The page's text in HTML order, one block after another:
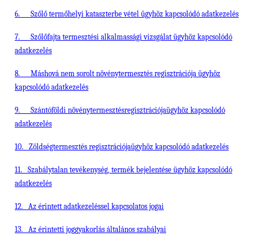
6. Szőlő termőhelyi kataszterbe vétel ügyhöz kapcsolódó adatkezelés
7.
Szőlőfajta termesztési alkalmassági vizsgálat ügyhöz kapcsolódó
adatkezelés
8.
Máshová nem sorolt növénytermesztés regisztrációja ügyhöz
kapcsolódó adatkezelés
9.
Szántóföldi növénytermesztésregisztrációjaügyhöz kapcsolódó
adatkezelés
10. Zöldségtermesztés regisztrációjaügyhöz kapcsolódó adatkezelés
11.
Szabálytalan tevékenység, termék bejelentése ügyhöz kapcsolódó
adatkezelés
12. Az érintett adatkezeléssel kapcsolatos jogai
13. Az érintetti joggyakorlás általános szabályai